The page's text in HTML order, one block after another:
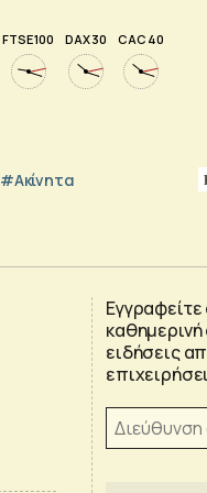
FTSE 100 DAX 30 CAC 40
#Ακίνητα
ειδήσεις